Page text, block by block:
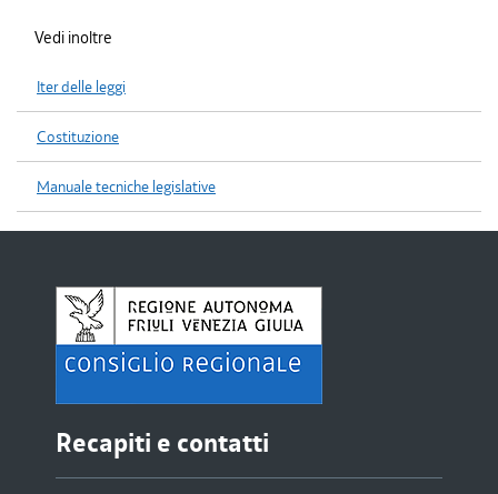
Vedi inoltre
Iter delle leggi
Costituzione
Manuale tecniche legislative
Recapiti e contatti